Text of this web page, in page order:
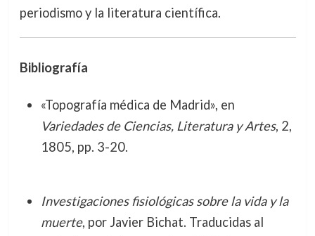
periodismo y la literatura científica.
Bibliografía
«Topografía médica de Madrid», en
Variedades de Ciencias, Literatura y Artes, 2,
1805, pp. 3-20.
Investigaciones fisiológicas sobre la vida y la
muerte, por Javier Bichat. Traducidas al